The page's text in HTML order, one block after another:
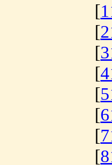
[
[
[
[
[
[
[
[